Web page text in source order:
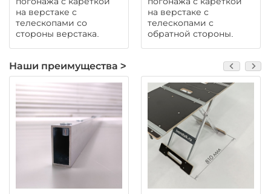
на верстаке с
телескопами со
стороны верстака.
на верстаке с
телескопами с
обратной стороны.
Наши преимущества >